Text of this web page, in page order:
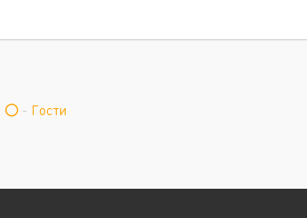
- Гости